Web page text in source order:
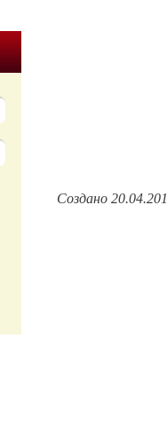
Создано